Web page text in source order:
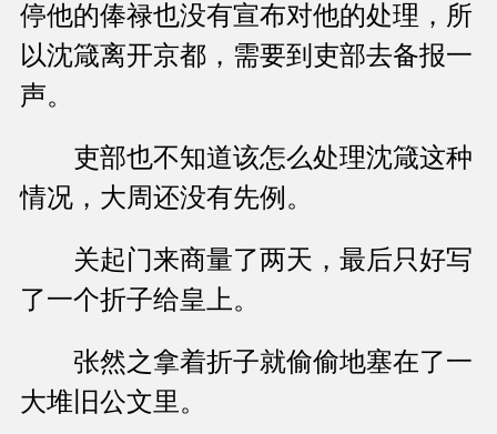
停他的俸禄也没有宣布对他的处理，所
以沈箴离开京都，需要到吏部去备报一
声。
吏部也不知道该怎么处理沈箴这种
情况，大周还没有先例。
关起门来商量了两天，最后只好写
了一个折子给皇上。
张然之拿着折子就偷偷地塞在了一
大堆旧公文里。